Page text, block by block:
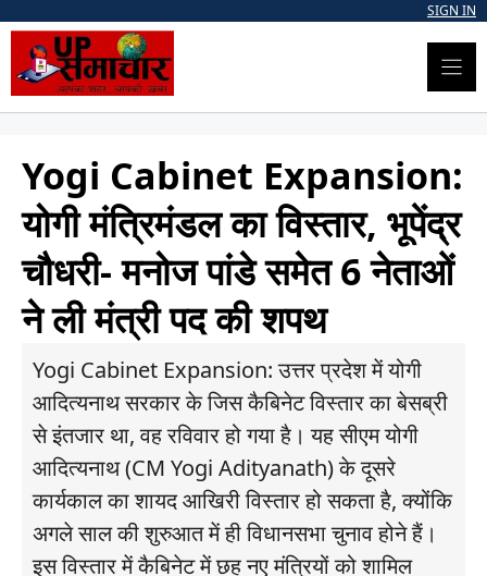
content
SIGN IN
Yogi Cabinet Expansion:
योगी मंत्रिमंडल का विस्तार, भूपेंद्र
चौधरी- मनोज पांडे समेत 6 नेताओं
ने ली मंत्री पद की शपथ
Yogi Cabinet Expansion: उत्तर प्रदेश में योगी
आदित्यनाथ सरकार के जिस कैबिनेट विस्तार का बेसब्री
से इंतजार था, वह रविवार हो गया है। यह सीएम योगी
आदित्यनाथ (CM Yogi Adityanath) के दूसरे
कार्यकाल का शायद आखिरी विस्तार हो सकता है, क्योंकि
अगले साल की शुरुआत में ही विधानसभा चुनाव होने हैं।
इस विस्तार में कैबिनेट में छह नए मंत्रियों को शामिल